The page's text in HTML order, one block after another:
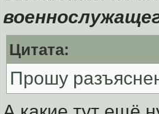
Цитата:
Прошу